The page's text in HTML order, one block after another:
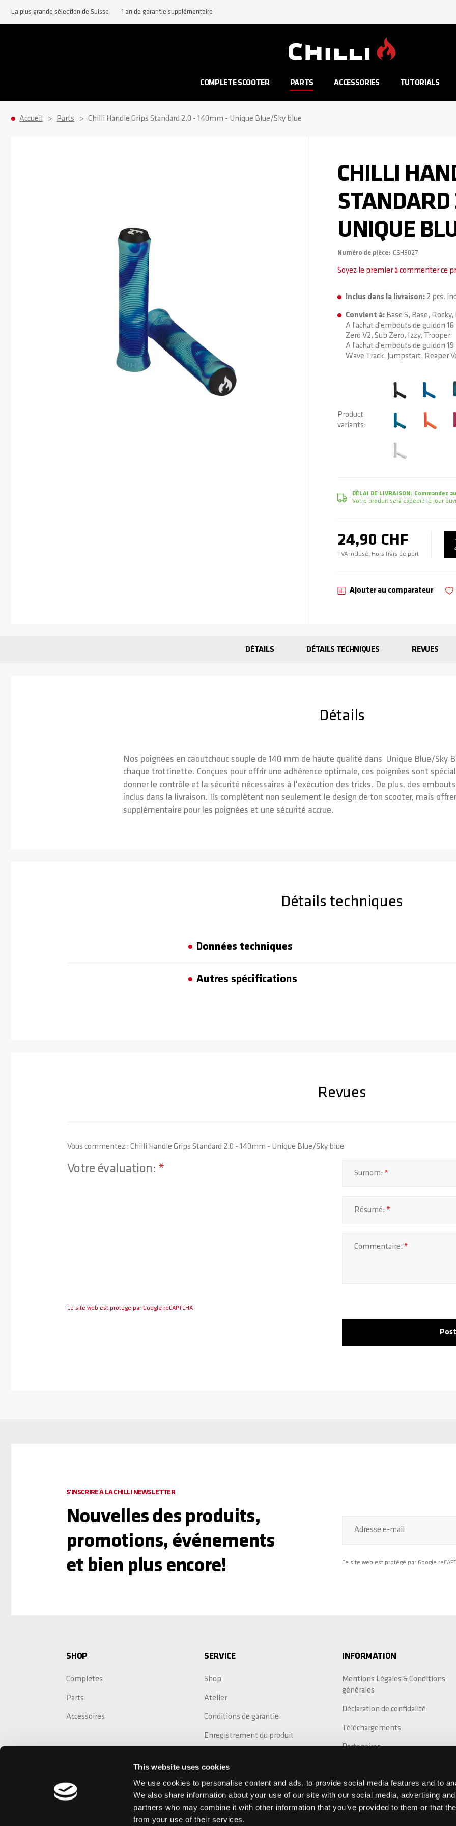
This website uses cookies
We use cookies to personalise content and ads, to provide social media features and to
We also share information about your use of our site with our social media, advertising
partners who may combine it with other information that you’ve provided to them or that
from your use of their services.
La plus grande sélection de Suisse 1 an de garantie supplémentaire
COMPLETE SCOOTER PARTS ACCESSORIES TUTORIALS
Accueil Parts Chilli Handle Grips Standard 2.0 - 140mm - Unique Blue/Sky blue
CHILLI
UNIQUE
Numéro de pièce CSH9027
Soyez le premier à commenter ce
Inclus dans la livraison: 2 pcs.
Convient à: Base S, Base,
A l'achat d'embouts de guidon
Zero V2, Sub Zero, Izzy, Trooper
A l'achat d'embouts de guidon
Wave Track, Jumpstart, Reaper
Product
variants
DÉLAI DE LIVRAISON: Commandez
Votre produit sera expédié le jour
24,90 CHF
TVA incluse, Hors frais de port
Ajouter au comparateur
DÉTAILS DÉTAILS TECHNIQUES REVUES
Détails
Nos poignées en caoutchouc souple de 140 mm de haute qualité dans Unique Blue/Sky
chaque trottinette. Conçues pour offrir une adhérence optimale, ces poignées sont
donner le contrôle et la sécurité nécessaires à l'exécution des tricks. De plus, des
inclus dans la livraison. Ils complètent non seulement le design de ton scooter, mais
supplémentaire pour les poignées et une sécurité accrue.
Détails techniques
Données techniques
Autres spécifications
Revues
Vous commentez : Chilli Handle Grips Standard 2.0 - 140mm - Unique Blue/Sky blue
Votre évaluation: Surnom:
Résumé:
Commentaire:
Ce site web est protégé par Google reCAPTCHA
Adresse e-mail
Ce site web est protégé par Google
S'INSCRIRE À LA CHILLI NEWSLETTER
Nouvelles des produits,
promotions, événements
et bien plus encore!
SHOP
Completes
Parts
Accessoires
SERVICE
Shop
Atelier
Conditions de garantie
Enregistrement du produit
INFORMATION
Mentions Légales & Conditions
générales
Déclaration de confidalité
Téléchargements
Partenaires